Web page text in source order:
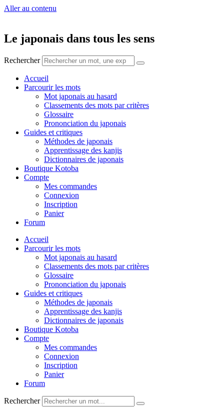
Aller au contenu
Le japonais dans tous les sens
Rechercher
Accueil
Parcourir les mots
Mot japonais au hasard
Classements des mots par critères
Glossaire
Prononciation du japonais
Guides et critiques
Méthodes de japonais
Apprentissage des kanjis
Dictionnaires de japonais
Boutique Kotoba
Compte
Mes commandes
Connexion
Inscription
Panier
Forum
Accueil
Parcourir les mots
Mot japonais au hasard
Classements des mots par critères
Glossaire
Prononciation du japonais
Guides et critiques
Méthodes de japonais
Apprentissage des kanjis
Dictionnaires de japonais
Boutique Kotoba
Compte
Mes commandes
Connexion
Inscription
Panier
Forum
Rechercher